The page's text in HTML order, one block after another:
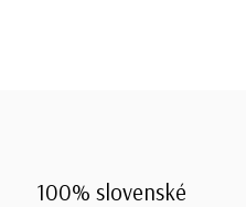
100% slovenské